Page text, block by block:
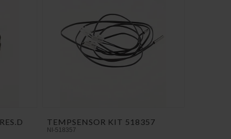
TEMPSENSOR KIT 518357
NI-518357